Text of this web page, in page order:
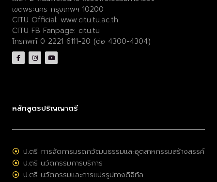
เขตพระนคร กรุงเทพฯ 10200
CITU Official: www.citu.tu.ac.th
CITU FB Fanpage: citu.tu
โทรศัพท์ 0 2221 6111-20 (ต่อ 4300-4304)
หลักสูตรปริญญาตรี
ป.ตรี การจัดการมรดกวัฒนธรรมและอุตสาหกรรมสร้างสรรค์
ป.ตรี นวัตกรรมการบริการ
ป.ตรี นวัตกรรมและการแปรรูปทางดิจิทัล